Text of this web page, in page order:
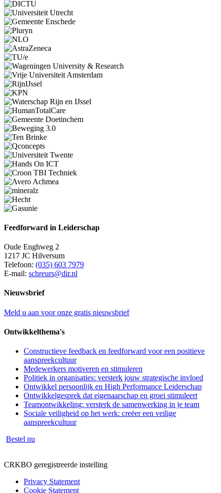
Feedforward in Leiderschap
Oude Enghweg 2
1217 JC Hilversum
Telefoon: (035) 603 7979
E-mail: schreurs@dir.nl
Nieuwsbrief
Meld u aan voor onze gratis nieuwsbrief
Ontwikkelthema's
Constructieve feedback en feedforward voor een positieve
aanspreekcultuur
Medewerkers motiveren en stimuleren
Politiek in organisaties: versterk jouw strategische invloed
Ontwikkel persoonlijk en High Performance Leiderschap
Ontwikkelgesprek dat eigenaarschap en groei stimuleert
Teamontwikkeling: versterk de samenwerking in je team
Sociale veiligheid op het werk: creëer een veilige
aanspreekcultuur
Bestel nu
CRKBO geregistreerde instelling
Privacy Statement
Cookie Statement